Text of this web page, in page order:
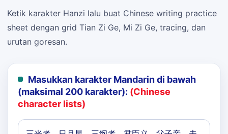
Ketik karakter Hanzi lalu buat Chinese writing practice
sheet dengan grid Tian Zi Ge, Mi Zi Ge, tracing, dan
urutan goresan.
Masukkan karakter Mandarin di bawah
(maksimal 200 karakter): (Chinese
character lists)